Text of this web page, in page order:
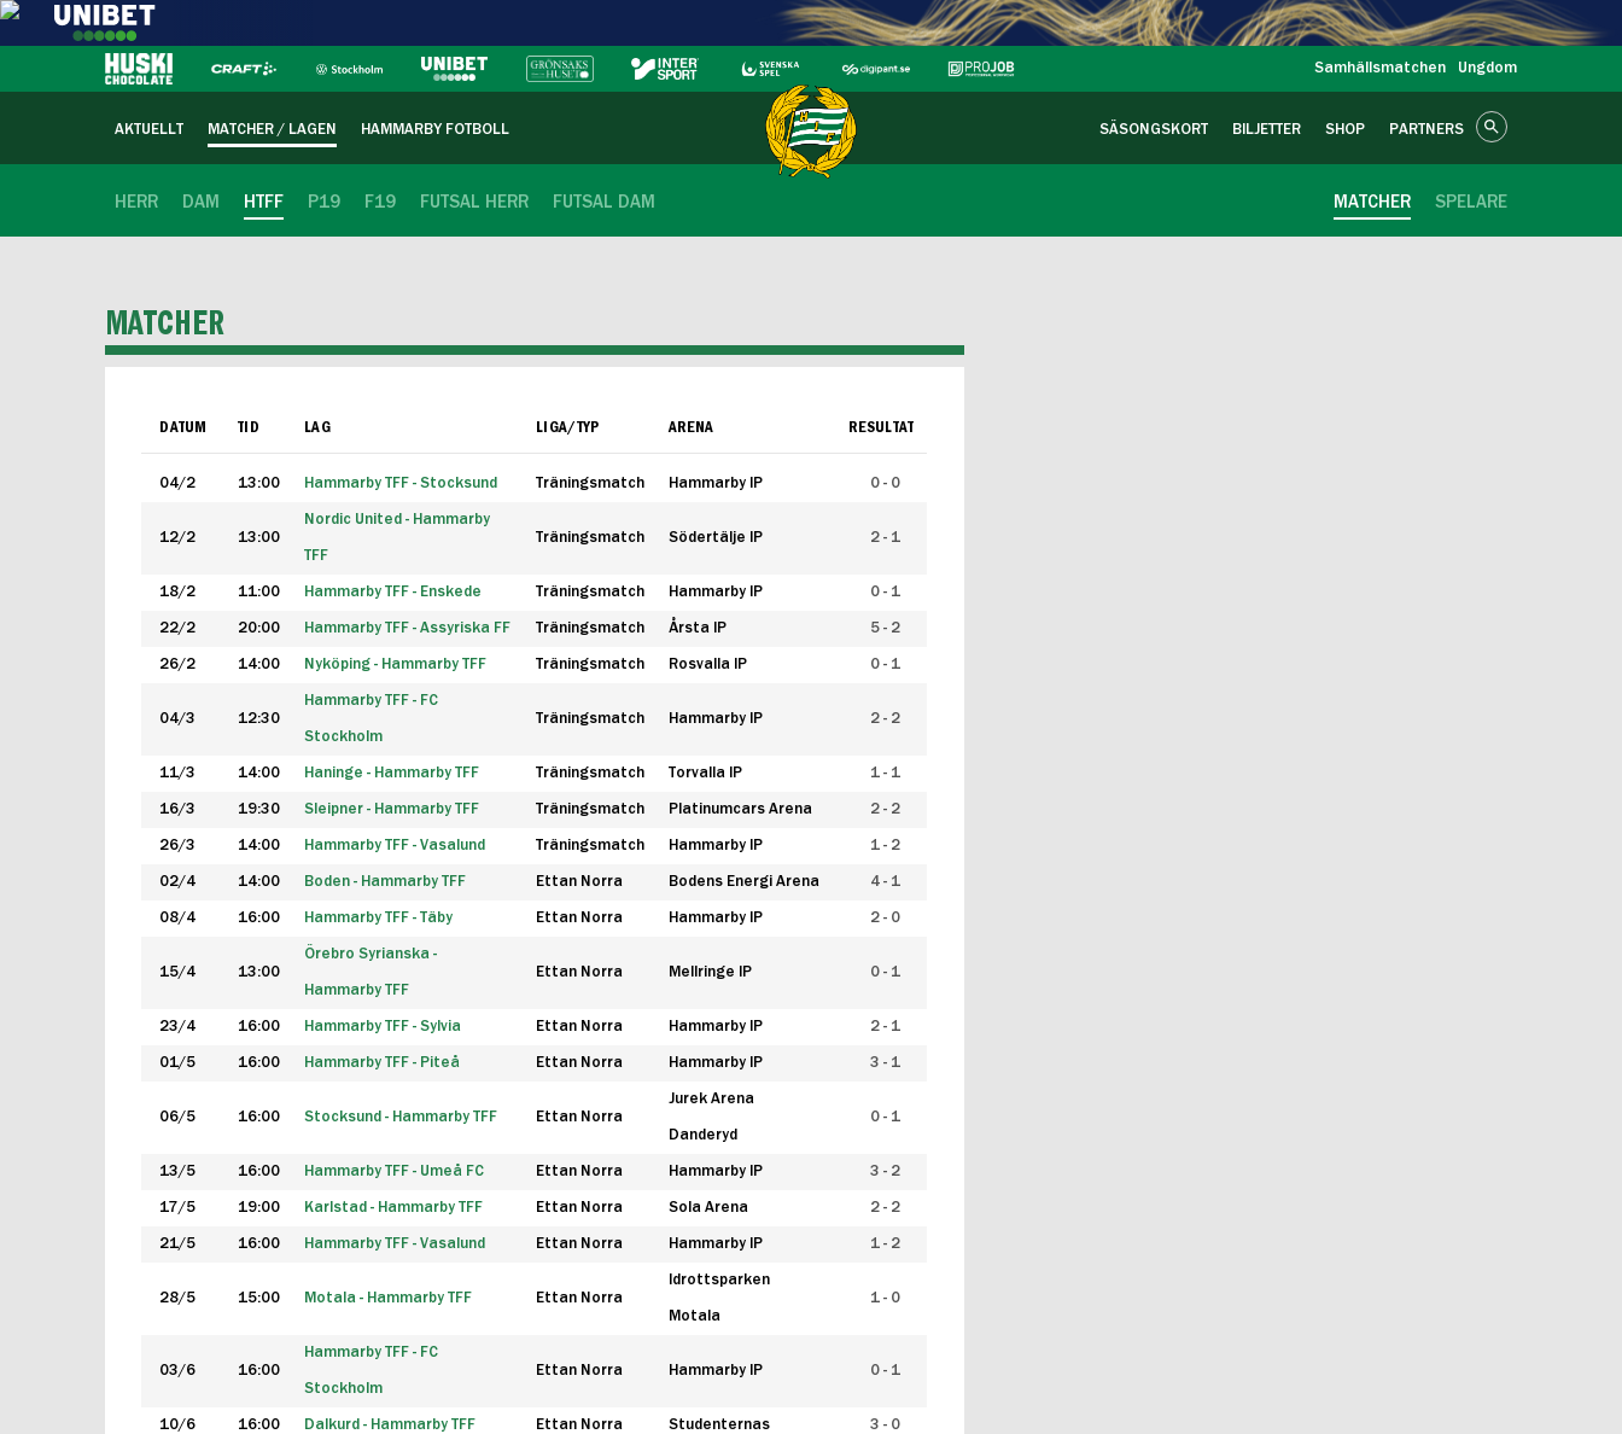
Samhällsmatchen Ungdom
AKTUELLT MATCHER / LAGEN HAMMARBY FOTBOLL SÄSONGSKORT BILJETTER SHOP PARTNERS
HERR DAM HTFF P19 F19 FUTSAL HERR FUTSAL DAM SPELARE
MATCHER
MATCHER
DATUM TID LAG LIGA/TYP ARENA RESULTAT
04/2 13:00 Hammarby TFF - Stocksund Träningsmatch Hammarby IP 0 - 0
12/2 13:00
Nordic United - Hammarby
TFF
Träningsmatch Södertälje IP 2 - 1
18/2 11:00 Hammarby TFF - Enskede Träningsmatch Hammarby IP 0 - 1
22/2 20:00 Hammarby TFF - Assyriska FF Träningsmatch Årsta IP 5 - 2
26/2 14:00 Nyköping - Hammarby TFF Träningsmatch Rosvalla IP 0 - 1
04/3 12:30
Hammarby TFF - FC
Stockholm
Träningsmatch Hammarby IP 2 - 2
11/3 14:00 Haninge - Hammarby TFF Träningsmatch Torvalla IP 1 - 1
16/3 19:30 Sleipner - Hammarby TFF Träningsmatch Platinumcars Arena 2 - 2
26/3 14:00 Hammarby TFF - Vasalund Träningsmatch Hammarby IP 1 - 2
02/4 14:00 Boden - Hammarby TFF Ettan Norra Bodens Energi Arena 4 - 1
08/4 16:00 Hammarby TFF - Täby Ettan Norra Hammarby IP 2 - 0
15/4 13:00
Örebro Syrianska -
Hammarby TFF
Ettan Norra Mellringe IP 0 - 1
23/4 16:00 Hammarby TFF - Sylvia Ettan Norra Hammarby IP 2 - 1
01/5 16:00 Hammarby TFF - Piteå Ettan Norra Hammarby IP 3 - 1
06/5 16:00 Stocksund - Hammarby TFF Ettan Norra
Jurek Arena
Danderyd
0 - 1
13/5 16:00 Hammarby TFF - Umeå FC Ettan Norra Hammarby IP 3 - 2
17/5 19:00 Karlstad - Hammarby TFF Ettan Norra Sola Arena 2 - 2
21/5 16:00 Hammarby TFF - Vasalund Ettan Norra Hammarby IP 1 - 2
28/5 15:00 Motala - Hammarby TFF Ettan Norra
Idrottsparken
Motala
1 - 0
03/6 16:00
Hammarby TFF - FC
Stockholm
Ettan Norra Hammarby IP 0 - 1
10/6 16:00 Dalkurd - Hammarby TFF Ettan Norra Studenternas 3 - 0